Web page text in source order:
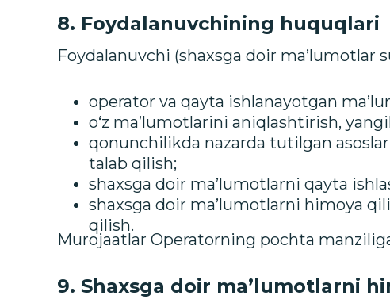
8. Foydalanuvchining huquqlari
9. Shaxsga doir ma’lumotlarni
Murojaatlar Operatorning pochta
operator va qayta ishlanayotgan
o‘z ma’lumotlarini aniqlashtirish,
qonunchilikda nazarda tutilgan
talab qilish;
shaxsga doir ma’lumotlarni qayta
shaxsga doir ma’lumotlarni himoya
qilish.
Foydalanuvchi (shaxsga doir ma’lumotlar